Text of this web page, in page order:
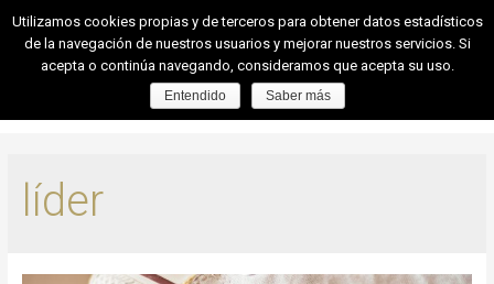
líder
Utilizamos cookies propias y de terceros para obtener datos estadísticos
de la navegación de nuestros usuarios y mejorar nuestros servicios. Si
acepta o continúa navegando, consideramos que acepta su uso.
Entendido Saber más